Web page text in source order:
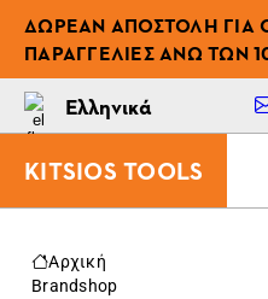
ΔΩΡΕΆΝ ΑΠΟΣΤΟΛΉ ΓΙΑ
ΠΑΡΑΓΓΕΛΊΕΣ ΆΝΩ ΤΩΝ
Ελληνικά
KITSIOS TOOLS
Αρχική
Brandshop